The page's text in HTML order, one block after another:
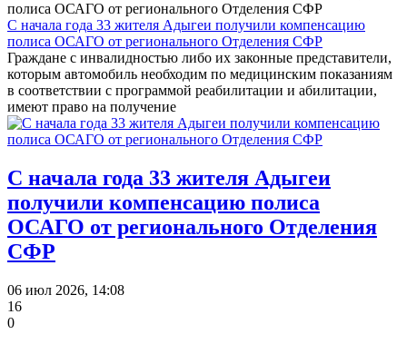
С начала года 33 жителя Адыгеи получили компенсацию
полиса ОСАГО от регионального Отделения СФР
Граждане с инвалидностью либо их законные представители,
которым автомобиль необходим по медицинским показаниям
в соответствии с программой реабилитации и абилитации,
имеют право на получение
С начала года 33 жителя Адыгеи
получили компенсацию полиса
ОСАГО от регионального Отделения
СФР
06 июл 2026, 14:08
16
0